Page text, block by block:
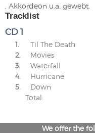
, Akkordeon u.a. gewebt.
Tracklist
CD 1
1. Til The Death
2.
Movies
3.
Waterfall
4.
Hurricane
5.
Down
Total:
We offer the